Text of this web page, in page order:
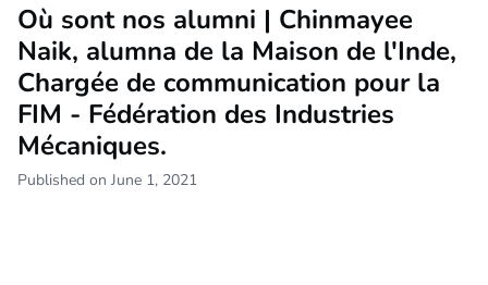
Où sont nos alumni | Chinmayee
Naik, alumna de la Maison de l'Inde,
Chargée de communication pour la
FIM - Fédération des Industries
Mécaniques.
Published on June 1, 2021